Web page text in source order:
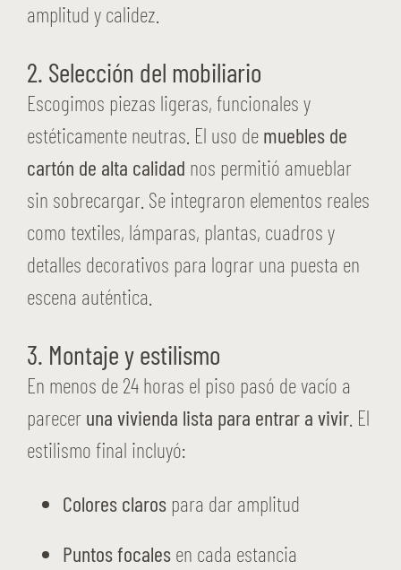
amplitud y calidez.
2. Selección del mobiliario
Escogimos piezas ligeras, funcionales y
estéticamente neutras. El uso de muebles de
cartón de alta calidad nos permitió amueblar
sin sobrecargar. Se integraron elementos reales
como textiles, lámparas, plantas, cuadros y
detalles decorativos para lograr una puesta en
escena auténtica.
3. Montaje y estilismo
En menos de 24 horas el piso pasó de vacío a
parecer una vivienda lista para entrar a vivir . El
estilismo final incluyó:
Colores claros para dar amplitud
Puntos focales en cada estancia